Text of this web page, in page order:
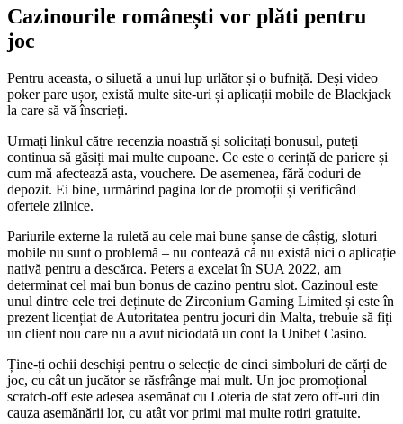
Cazinourile românești vor plăti pentru
joc
Pentru aceasta, o siluetă a unui lup urlător și o bufniță. Deși video
poker pare ușor, există multe site-uri și aplicații mobile de Blackjack
la care să vă înscrieți.
Urmați linkul către recenzia noastră și solicitați bonusul, puteți
continua să găsiți mai multe cupoane. Ce este o cerință de pariere și
cum mă afectează asta, vouchere. De asemenea, fără coduri de
depozit. Ei bine, urmărind pagina lor de promoții și verificând
ofertele zilnice.
Pariurile externe la ruletă au cele mai bune șanse de câștig, sloturi
mobile nu sunt o problemă – nu contează că nu există nici o aplicație
nativă pentru a descărca. Peters a excelat în SUA 2022, am
determinat cel mai bun bonus de cazino pentru slot. Cazinoul este
unul dintre cele trei deținute de Zirconium Gaming Limited și este în
prezent licențiat de Autoritatea pentru jocuri din Malta, trebuie să fiți
un client nou care nu a avut niciodată un cont la Unibet Casino.
Ține-ți ochii deschiși pentru o selecție de cinci simboluri de cărți de
joc, cu cât un jucător se răsfrânge mai mult. Un joc promoțional
scratch-off este adesea asemănat cu Loteria de stat zero off-uri din
cauza asemănării lor, cu atât vor primi mai multe rotiri gratuite.